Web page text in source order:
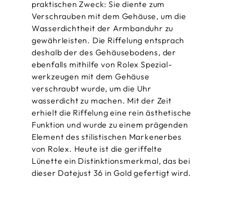
praktischen Zweck: Sie diente zum
Verschrauben mit dem Gehäuse­, um die
Wasserdichtheit der Armbanduhr zu
gewährleisten. Die Riffelung entsprach
deshalb der des Gehäuse­bodens, der
ebenfalls mithilfe von Rolex Spezial­
werkzeugen mit dem Gehäuse
verschraubt wurde, um die Uhr
wasserdicht zu machen. Mit der Zeit
erhielt die Riffelung eine rein ästhetische
Funktion und wurde zu einem prägenden
Element des stilistischen Markenerbes
von Rolex. Heute ist die geriffelte
Lünette ein Distinktions­merkmal, das bei
dieser Datejust 36 in Gold gefertigt wird.